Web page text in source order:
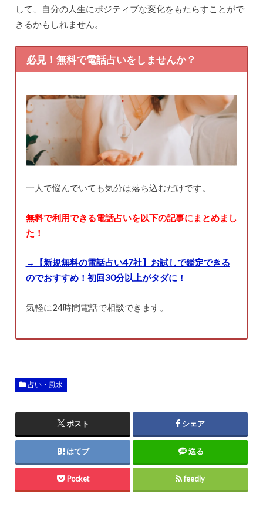
して、自分の人生にポジティブな変化をもたらすことがで
きるかもしれません。
必見！無料で電話占いをしませんか？
一人で悩んでいても気分は落ち込むだけです。
無料で利用できる電話占いを以下の記事にまとめまし
た！
→【新規無料の電話占い47社】お試しで鑑定できる
のでおすすめ！初回30分以上がタダに！
気軽に24時間電話で相談できます。
占い・風水
ポスト シェア
はてブ 送る
Pocket feedly